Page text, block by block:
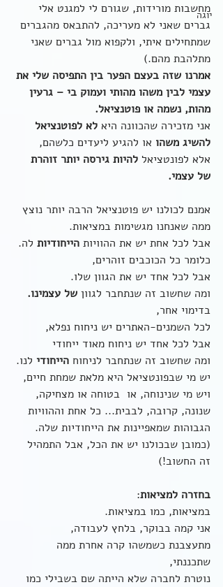
יוגה
מחשבות מורידות, שגורם לי למגנט אלי
גברים שאני לא מעריכה, להתבאס מהגברים
שמתחילים איתי, ולקפוא מול גברים שאני
מתלהבת מהם.)
אמרנו שזה בעצם הפער בין התפיסה שלי את
עצמי לבין משהו מהותי ועמוק בי – גרעין
מהות, נשמה או פוטנציאל.
אני מזכירה שהכוונה היא לא לפוטנציאל
להשיג משהו או להגיע ליעדים כלשהם,
אלא לפונטציאל להיות גירסה יותר זוהרת
של עצמי.
אמנם לכולנו יש פוטנציאל הרבה יותר נוצץ
ממה שאנחנו מגשימות במציאות.
אבל לכל אחת יש את ההוויות הייחודיות לה.
כלומר כל הכוכבים זוהרים,
אבל לכל אחד יש את הגוון שלו.
ומה שחשוב זה שנתחבר לגוון של עצמינו.
בדימוי אחר,
לכל השמנים-האתרים יש ניחוח נפלא,
אבל לכל אחד יש ניחוח מאוד ייחודי
ומה שחשוב זה שנתחבר לניחוח הייחודי לנו.
יש מי שבפונטציאל היא מלאת שמחת חיים,
ויש מי שנינוחה, או  בטוחה או מצחיקה,
שנונה, קרובה, לבבית... כל אחת וההוויות
הגבוהות שמאפיינות את הייחודיות שלה.
(כמובן שבכולנו יש את הכל, אבל התמהיל
זה החשוב!)
בחזרה למציאות:
במציאות, כמו במציאות.
אני קמה בבוקר, בלחץ לעבודה,
מתעצבנת כשמשהו קרה אחרת ממה
שתכננתי,
נוטרת לחברה שלא הייתה שם בשבילי כמו